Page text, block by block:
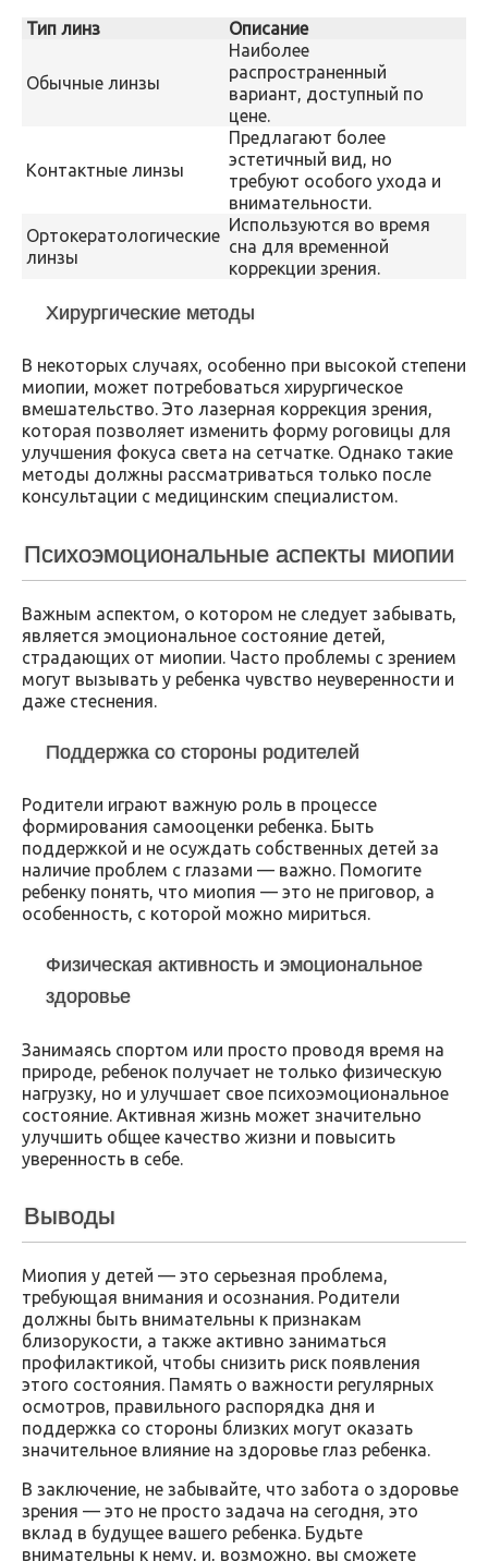
Тип линз
Описание
Обычные линзы
Наиболее
распространенный
вариант, доступный по
цене.
Контактные линзы
Предлагают более
эстетичный вид, но
требуют особого ухода и
внимательности.
Ортокератологические
линзы
Используются во время
сна для временной
коррекции зрения.
Хирургические методы
В некоторых случаях, особенно при высокой степени
миопии, может потребоваться хирургическое
вмешательство. Это лазерная коррекция зрения,
которая позволяет изменить форму роговицы для
улучшения фокуса света на сетчатке. Однако такие
методы должны рассматриваться только после
консультации с медицинским специалистом.
Психоэмоциональные аспекты миопии
Важным аспектом, о котором не следует забывать,
является эмоциональное состояние детей,
страдающих от миопии. Часто проблемы с зрением
могут вызывать у ребенка чувство неуверенности и
даже стеснения.
Поддержка со стороны родителей
Родители играют важную роль в процессе
формирования самооценки ребенка. Быть
поддержкой и не осуждать собственных детей за
наличие проблем с глазами — важно. Помогите
ребенку понять, что миопия — это не приговор, а
особенность, с которой можно мириться.
Физическая активность и эмоциональное
здоровье
Занимаясь спортом или просто проводя время на
природе, ребенок получает не только физическую
нагрузку, но и улучшает свое психоэмоциональное
состояние. Активная жизнь может значительно
улучшить общее качество жизни и повысить
уверенность в себе.
Выводы
Миопия у детей — это серьезная проблема,
требующая внимания и осознания. Родители
должны быть внимательны к признакам
близорукости, а также активно заниматься
профилактикой, чтобы снизить риск появления
этого состояния. Память о важности регулярных
осмотров, правильного распорядка дня и
поддержка со стороны близких могут оказать
значительное влияние на здоровье глаз ребенка.
В заключение, не забывайте, что забота о здоровье
зрения — это не просто задача на сегодня, это
вклад в будущее вашего ребенка. Будьте
внимательны к нему, и, возможно, вы сможете